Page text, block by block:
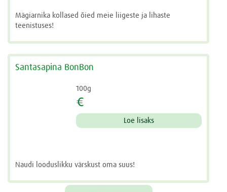
Mägiarnika kollased õied meie liigeste ja lihaste
teenistuses!
Santasapina BonBon
100g
€
Loe lisaks
Naudi looduslikku värskust oma suus!